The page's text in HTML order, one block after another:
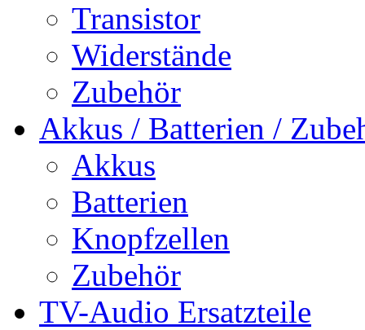
Transistor
Widerstände
Zubehör
Akkus / Batterien /
Akkus
Batterien
Knopfzellen
Zubehör
TV-Audio Ersatzteile